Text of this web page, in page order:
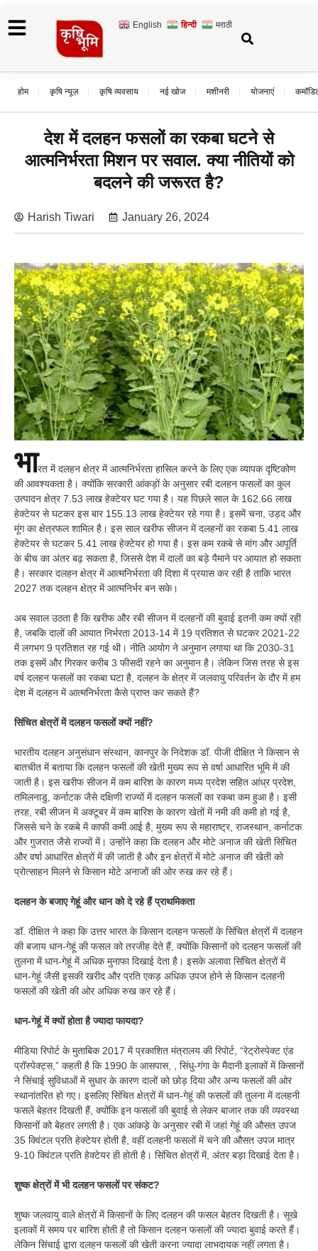
English हिन्दी मराठी
होम कृषि न्यूज़ कृषि व्यवसाय नई खोज मशीनरी योजनाएं
देश में दलहन फसलों का रकबा घटने से
आत्मनिर्भरता मिशन पर सवाल. क्या नीतियों को
बदलने की जरूरत है?
Harish Tiwari January 26, 2024
भारत में दलहन क्षेत्र में आत्मनिर्भरता हासिल करने के लिए एक व्यापक दृष्टिकोण
की आवश्यकता है। क्योंकि सरकारी आंकड़ों के अनुसार रबी दलहन फसलों का कुल
उत्पादन क्षेत्र 7.53 लाख हेक्टेयर घट गया है। यह पिछले साल के 162.66 लाख
हेक्टेयर से घटकर इस बार 155.13 लाख हेक्टेयर रहे गया है। इसमें चना, उड़द और
मूंग का क्षेत्रफल शामिल है। इस साल खरीफ सीजन में दलहनों का रकबा 5.41 लाख
हेक्टेयर से घटकर 5.41 लाख हेक्टेयर हो गया है। इस कम रकबे से मांग और आपूर्ति
के बीच का अंतर बढ़ सकता है, जिससे देश में दालों का बड़े पैमाने पर आयात हो सकता
है। सरकार दलहन क्षेत्र में आत्मनिर्भरता की दिशा में प्रयास कर रही है ताकि भारत
2027 तक दलहन क्षेत्र में आत्मनिर्भर बन सके।
अब सवाल उठता है कि खरीफ और रबी सीजन में दलहनों की बुवाई इतनी कम क्यों रही
है, जबकि दालों की आयात निर्भरता 2013-14 में 19 प्रतिशत से घटकर 2021-22
में लगभग 9 प्रतिशत रह गई थी। नीति आयोग ने अनुमान लगाया था कि 2030-31
तक इसमें और गिरकर करीब 3 फीसदी रहने का अनुमान है। लेकिन जिस तरह से इस
वर्ष दलहन फसलों का रकबा घटा है, दलहन के क्षेत्र में जलवायु परिवर्तन के दौर में हम
देश में दलहन में आत्मनिर्भरता कैसे प्राप्त कर सकते हैं?
सिंचित क्षेत्रों में दलहन फसलों क्यों नहीं?
भारतीय दलहन अनुसंधान संस्थान, कानपुर के निदेशक डॉ. पीजी दीक्षित ने किसान से
बातचीत में बताया कि दलहन फसलों की खेती मुख्य रूप से वर्षा आधारित भूमि में की
जाती है। इस खरीफ सीजन में कम बारिश के कारण मध्य प्रदेश सहित आंध्र प्रदेश,
तमिलनाडु, कर्नाटक जैसे दक्षिणी राज्यों में दलहन फसलों का रकबा कम हुआ है। इसी
तरह, रबी सीजन में अक्टूबर में कम बारिश के कारण खेतों में नमी की कमी हो गई है,
जिससे चने के रकबे में काफी कमी आई है, मुख्य रूप से महाराष्ट्र, राजस्थान, कर्नाटक
और गुजरात जैसे राज्यों में। उन्होंने कहा कि दलहन और मोटे अनाज की खेती सिंचित
और वर्षा आधारित क्षेत्रों में की जाती है और इन क्षेत्रों में मोटे अनाज की खेती को
प्रोत्साहन मिलने से किसान मोटे अनाजों की ओर रुख कर रहे हैं।
दलहन के बजाए गेहूं और धान को दे रहे हैं प्राथमिकता
डॉ. दीक्षित ने कहा कि उत्तर भारत के किसान दलहन फसलों के सिंचित क्षेत्रों में दलहन
की बजाय धान-गेहूं की फसल को तरजीह देते हैं, क्योंकि किसानों को दलहन फसलों की
तुलना में धान-गेहूं में अधिक मुनाफा दिखाई देता है। इसके अलावा सिंचित क्षेत्रों में
धान-गेहूं जैसी इसकी खरीद और प्रति एकड़ अधिक उपज होने से किसान दलहनी
फसलों की खेती की ओर अधिक रुख कर रहे हैं।
धान-गेहूं में क्यों होता है ज्यादा फायदा?
मीडिया रिपोर्ट के मुताबिक 2017 में प्रकाशित मंत्रालय की रिपोर्ट, “रेट्रोस्पेक्ट एंड
प्रॉस्पेक्ट्स,” कहती है कि 1990 के आसपास, , सिंधु-गंगा के मैदानी इलाकों में किसानों
ने सिंचाई सुविधाओं में सुधार के कारण दालों को छोड़ दिया और अन्य फसलों की ओर
स्थानांतरित हो गए। इसलिए सिंचित क्षेत्रों में धान-गेहूं की फसलों की तुलना में दलहनी
फसलें बेहतर दिखती हैं, क्योंकि इन फसलों की बुवाई से लेकर बाजार तक की व्यवस्था
किसानों को बेहतर लगती है। एक आंकड़े के अनुसार रबी में जहां गेहूं की औसत उपज
35 क्विंटल प्रति हेक्टेयर होती है, वहीं दलहनी फसलों में चने की औसत उपज मात्र
9-10 क्विंटल प्रति हेक्टेयर ही होती है। सिंचित क्षेत्रों में, अंतर बड़ा दिखाई देता है।
शुष्क क्षेत्रों में भी दलहन फसलों पर संकट?
शुष्क जलवायु वाले क्षेत्रों में किसानों के लिए दलहन की फसल बेहतर दिखती है। सूखे
इलाकों में समय पर बारिश होती है तो किसान दलहन फसलों की ज्यादा बुवाई करते हैं।
लेकिन सिंचाई द्वारा दलहन फसलों की खेती करना ज्यादा लाभदायक नहीं लगता है।